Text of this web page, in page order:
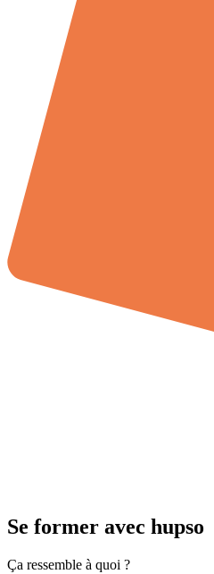
Se former avec hupso
Ça ressemble à quoi ?